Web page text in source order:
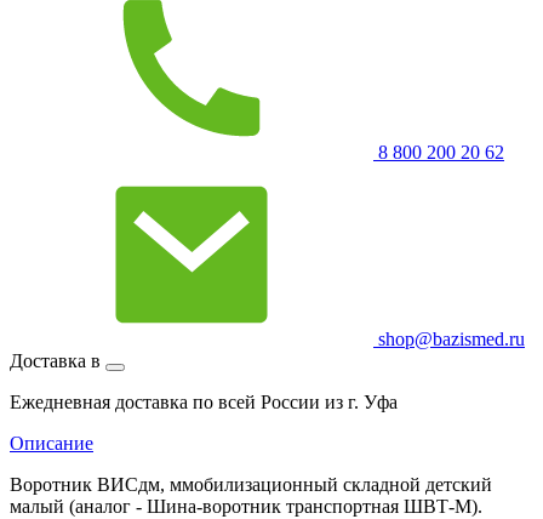
8 800 200 20 62
shop@bazismed.ru
Доставка в
Ежедневная доставка по всей России из г. Уфа
Описание
Воротник ВИСдм, ммобилизационный складной детский
малый (аналог - Шина-воротник транспортная ШВТ-М).